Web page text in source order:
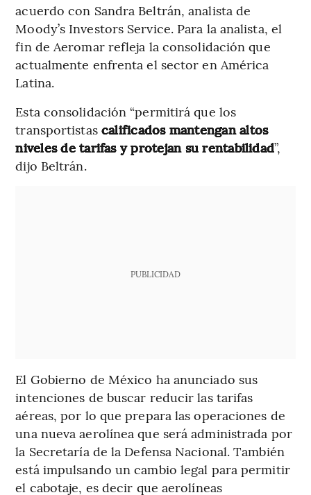
acuerdo con Sandra Beltrán, analista de
Moody’s Investors Service. Para la analista, el
fin de Aeromar refleja la consolidación que
actualmente enfrenta el sector en América
Latina.
Esta consolidación “permitirá que los
transportistas calificados mantengan altos
niveles de tarifas y protejan su rentabilidad”,
dijo Beltrán.
PUBLICIDAD
El Gobierno de México ha anunciado sus
intenciones de buscar reducir las tarifas
aéreas, por lo que prepara las operaciones de
una nueva aerolínea que será administrada por
la Secretaría de la Defensa Nacional. También
está impulsando un cambio legal para permitir
el cabotaje, es decir que aerolíneas